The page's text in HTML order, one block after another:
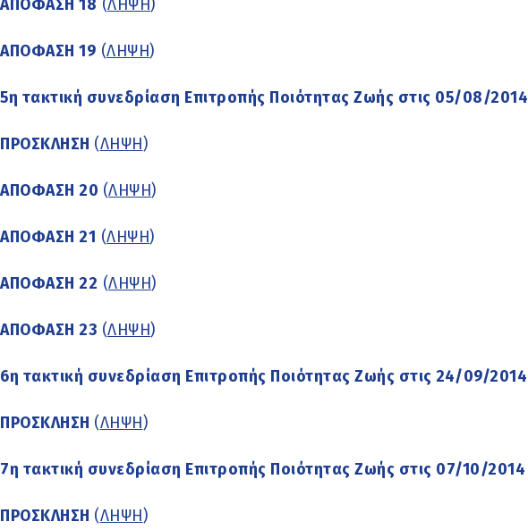
ΑΠΟΦΑΣΗ 18 (ΛΗΨΗ)
ΑΠΟΦΑΣΗ 19 (ΛΗΨΗ)
5η τακτική συνεδρίαση Επιτροπής Ποιότητας Ζωής στις 05/08/2014
ΠΡΟΣΚΛΗΣΗ (ΛΗΨΗ)
ΑΠΟΦΑΣΗ 20 (ΛΗΨΗ)
ΑΠΟΦΑΣΗ 21 (ΛΗΨΗ)
ΑΠΟΦΑΣΗ 22 (ΛΗΨΗ)
ΑΠΟΦΑΣΗ 23 (ΛΗΨΗ)
6η τακτική συνεδρίαση Επιτροπής Ποιότητας Ζωής στις 24/09/2014
ΠΡΟΣΚΛΗΣΗ (ΛΗΨΗ)
7η τακτική συνεδρίαση Επιτροπής Ποιότητας Ζωής στις 07/10/2014
ΠΡΟΣΚΛΗΣΗ (ΛΗΨΗ)